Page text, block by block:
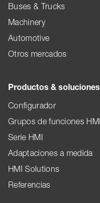
Buses & Trucks
Machinery
Automotive
Otros mercados
Productos & soluciones
Configurador
Grupos de funciones HMI
Serie HMI
Adaptaciones a medida
HMI Solutions
Referencias